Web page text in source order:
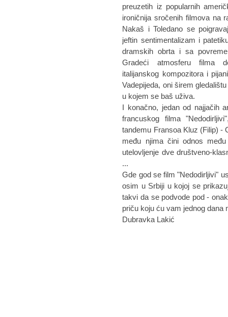
preuzetih iz popularnih
ironičnija sročenih filmova na
Nakaš i Toledano se
jeftin sentimentalizam i
dramskih obrta i sa
Gradeći atmosferu filma
italijanskog kompozitora i
Vadepijeda, oni širem
u kojem se baš uživa.
I konačno, jedan od najjačih
francuskog filma
tandemu Fransoa Kluz (Filip) -
među njima čini odnos
utelovljenje dve društveno-
...
Gde god se film "Nedodirljivi"
osim u Srbiji u kojoj se
takvi da se podvode pod -
priču koju ću vam jednog dana
Dubravka Lakić